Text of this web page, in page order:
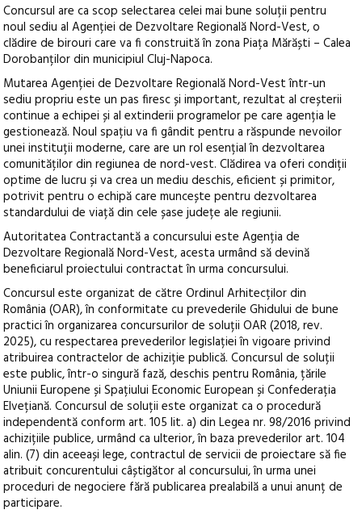
Concursul are ca scop selectarea celei mai bune soluții pentru
noul sediu al Agenției de Dezvoltare Regională Nord-Vest, o
clădire de birouri care va fi construită în zona Piața Mărăști – Calea
Dorobanților din municipiul Cluj-Napoca.
Mutarea Agenției de Dezvoltare Regională Nord-Vest într-un
sediu propriu este un pas firesc și important, rezultat al creșterii
continue a echipei și al extinderii programelor pe care agenția le
gestionează. Noul spațiu va fi gândit pentru a răspunde nevoilor
unei instituții moderne, care are un rol esențial în dezvoltarea
comunităților din regiunea de nord-vest. Clădirea va oferi condiții
optime de lucru și va crea un mediu deschis, eficient și primitor,
potrivit pentru o echipă care muncește pentru dezvoltarea
standardului de viață din cele șase județe ale regiunii.
Autoritatea Contractantă a concursului este Agenția de
Dezvoltare Regională Nord-Vest, acesta urmând să devină
beneficiarul proiectului contractat în urma concursului.
Concursul este organizat de către Ordinul Arhitecților din
România (OAR), în conformitate cu prevederile Ghidului de bune
practici în organizarea concursurilor de soluții OAR (2018, rev.
2025), cu respectarea prevederilor legislației în vigoare privind
atribuirea contractelor de achiziție publică. Concursul de soluții
este public, într-o singură fază, deschis pentru România, țările
Uniunii Europene și Spațiului Economic European și Confederația
Elvețiană. Concursul de soluții este organizat ca o procedură
independentă conform art. 105 lit. a) din Legea nr. 98/2016 privind
achizițiile publice, urmând ca ulterior, în baza prevederilor art. 104
alin. (7) din aceeași lege, contractul de servicii de proiectare să fie
atribuit concurentului câștigător al concursului, în urma unei
proceduri de negociere fără publicarea prealabilă a unui anunț de
participare.